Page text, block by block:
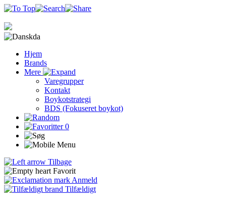
da
Hjem
Brands
Mere
Varegrupper
Kontakt
Boykotstrategi
BDS (Fokuseret boykot)
0
Tilbage
Favorit
Anmeld
Tilfældigt